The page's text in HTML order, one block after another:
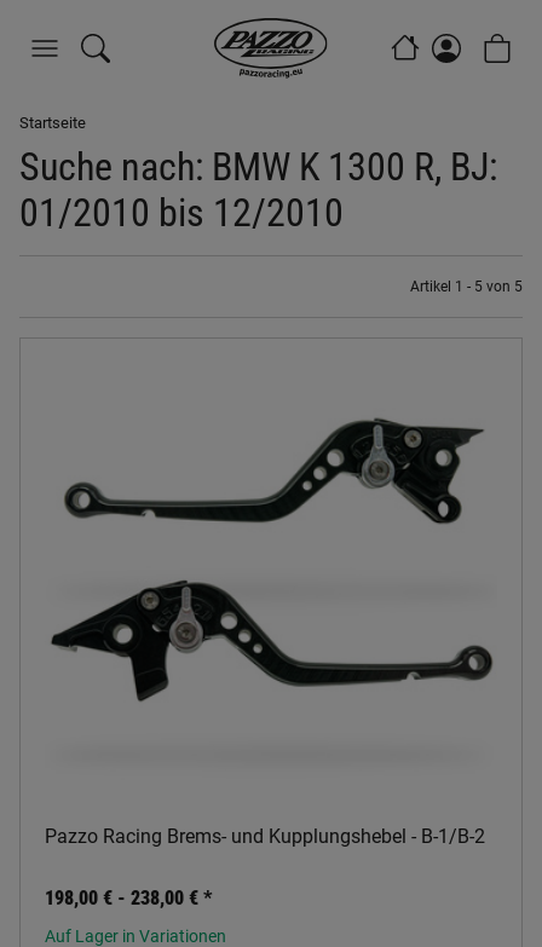
Startseite
Suche nach: BMW K 1300 R, BJ:
01/2010 bis 12/2010
Artikel 1 - 5 von 5
Pazzo Racing Brems- und Kupplungshebel - B-1/B-2
198,00 € - 238,00 € *
Auf Lager in Variationen